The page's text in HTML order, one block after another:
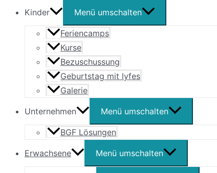
Kinder Menü umschalten
Feriencamps
Kurse
Bezuschussung
Geburtstag mit lyfes
Galerie
Unternehmen Menü umschalten
BGF Lösungen
Erwachsene Menü umschalten